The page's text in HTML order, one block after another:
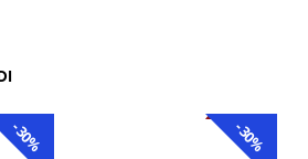
AKCIJA
-30% AKCIJA
-30%